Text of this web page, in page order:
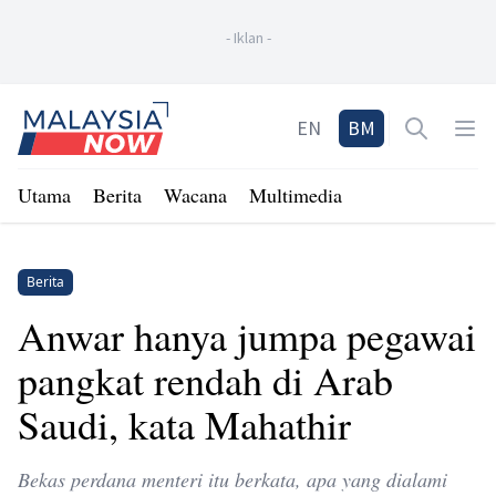
- Iklan -
Home
EN BM Open
Utama Berita Wacana Multimedia
Berita
Anwar hanya jumpa pegawai
pangkat rendah di Arab
Saudi, kata Mahathir
Bekas perdana menteri itu berkata, apa yang dialami